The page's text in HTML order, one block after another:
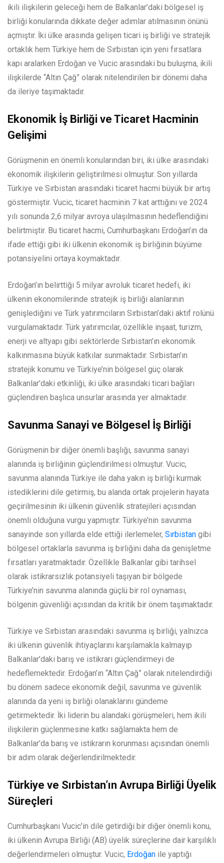
ikili ilişkilerin geleceği hem de Balkanlar’daki bölgesel iş
birliği konularında dikkate değer adımlar atılmasının önünü
açmıştır. İki ülke arasında gelişen ticari iş birliği ve stratejik
ortaklık hem Türkiye hem de Sırbistan için yeni fırsatlara
kapı aralarken Erdoğan ve Vucic arasındaki bu buluşma, ikili
ilişkilerde “Altın Çağ” olarak nitelendirilen bir dönemi daha
da ileriye taşımaktadır.
Ekonomik İş Birliği ve Ticaret Hacminin
Gelişimi
Görüşmenin en önemli konularından biri, iki ülke arasındaki
ekonomik ilişkilerin geliştirilmesi olmuştur. Son yıllarda
Türkiye ve Sırbistan arasındaki ticaret hacmi büyük bir artış
göstermiştir. Vucic, ticaret hacminin 7 kat arttığını ve 2024
yılı sonunda 2,6 milyar avroya ulaşılmasının hedeflendiğini
belirtmiştir. Bu ticaret hacmi, Cumhurbaşkanı Erdoğan’ın da
ifade ettiği gibi iki ülkenin ekonomik iş birliğinin büyüme
potansiyelini ortaya koymaktadır.
Erdoğan’ın belirttiği 5 milyar avroluk ticaret hedefi, iki
ülkenin ekonomilerinde stratejik iş birliği alanlarının
genişlediğini ve Türk yatırımcıların Sırbistan’daki aktif rolünü
vurgulamaktadır. Türk yatırımcılar, özellikle inşaat, turizm,
enerji ve altyapı gibi sektörlerde Sırbistan’ın ekonomik
kalkınmasına büyük katkılar sunmaktadır. Sırbistan’ın
stratejik konumu ve Türkiye’nin bölgesel güç olarak
Balkanlar’daki etkinliği, iki ülke arasındaki ticari bağları
güçlendiren başlıca unsurlar arasında yer almaktadır.
Savunma Sanayi ve Bölgesel İş Birliği
Görüşmenin bir diğer önemli başlığı, savunma sanayi
alanında iş birliğinin güçlendirilmesi olmuştur. Vucic,
savunma alanında Türkiye ile daha yakın iş birliği kurmak
istediklerini dile getirmiş, bu alanda ortak projelerin hayata
geçirilmesinin iki ülkenin güvenlik stratejileri açısından
önemli olduğuna vurgu yapmıştır. Türkiye’nin savunma
sanayinde son yıllarda elde ettiği ilerlemeler, Sırbistan gibi
bölgesel ortaklarla savunma iş birliğini daha da genişletme
fırsatları yaratmaktadır. Özellikle Balkanlar gibi tarihsel
olarak istikrarsızlık potansiyeli taşıyan bir bölgede
Türkiye’nin savunma alanında güçlü bir rol oynaması,
bölgenin güvenliği açısından da kritik bir önem taşımaktadır.
Türkiye ve Sırbistan arasındaki savunma iş birliği, yalnızca
iki ülkenin güvenlik ihtiyaçlarını karşılamakla kalmayıp
Balkanlar’daki barış ve istikrarı güçlendirmeyi de
hedeflemektedir. Erdoğan’ın “Altın Çağ” olarak nitelendirdiği
bu dönem sadece ekonomik değil, savunma ve güvenlik
alanında da yeni iş birliği olanaklarını gündeme
getirmektedir. İki liderin bu alandaki görüşmeleri, hem ikili
ilişkilerin güçlenmesine katkı sağlamakta hem de
Balkanlar’da barış ve istikrarın korunması açısından önemli
bir adım olarak değerlendirilmektedir.
Türkiye ve Sırbistan’ın Avrupa Birliği Üyelik
Süreçleri
Cumhurbaşkanı Vucic’in dile getirdiği bir diğer önemli konu,
iki ülkenin Avrupa Birliği (AB) üyelik süreçlerine dair karşılıklı
değerlendirmeleri olmuştur. Vucic, Erdoğan ile yaptığı